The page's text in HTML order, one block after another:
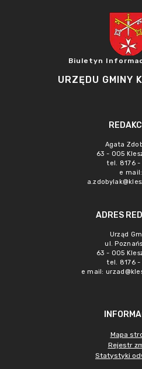
Biuletyn
URZĘDU GMINY
Agata
63 - 005
tel. 8176 -
e mail:
ADRES
Urząd
ul.
63 - 005
tel. 8176 -
e mail:
Mapa
Rejestr
Statystyki